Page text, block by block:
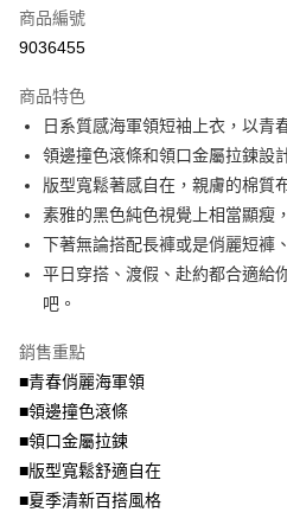
【大哥付你分期使用說明】
1.本服務由台灣大哥大提供，台灣大哥大
流程，驗證手機門號後，選擇欲分期的
成交易。
3.實際核准額度、可分期數及費用金額請
4.訂單成立30分鐘內，如未前往確認交易
法說明評估內容。
【繳款方式說明】
1.分期款項不併入電信帳單，「大哥付
醒簡訊。
2.透過簡訊連結打開帳單後，可選擇「
帳／街口支付／iPASS MONEY」等通路
【注意事項】
1.本服務係由「台灣大哥大股份有限公司
用戶於交易時，得透過本服務購買商品
買賣價金債權讓與本公司後，依約使用本
資料（包含姓名、電話或地址）提供予
由本公司與您本人進行分期帳單所需資料
3.完整用戶服務條款，請詳閱以下連結：
AFTEE先享後付
【關於「AFTEE先享後付」】
AFTEE先享後付是「在收到商品之後才
便利好安心！
１．簡單：不需註冊會員、不需綁卡、
２．便利：只要手機號碼，簡訊認證，
３．安心：先確認商品／服務後，再付款
【「AFTEE先享後付」結帳流程】
１．於結帳方式選擇「AFTEE先享後付
２．訂單成立數日內，您將收到繳費通知
ATM／網路銀行／等多元方式進行付款，
※ 請注意：結帳手續完成當下不需立刻
購買商品的店家。未經商家同意取消之
後付繳納相關費用。
※ 交易是否成功請以「AFTEE先享後付
是否繳費成功／繳費後需取消欲退款等
客戶支援中心」https://
ATM付款
全家取貨付款
每筆NT$70，滿NT$699(含以上)免
付款後全家取貨
7-11取貨付款
每筆NT$70，滿NT$799(含以上)免運
付款後7-11取貨
每筆NT$70，滿NT$699(含以上)免運
宅配
商品編號
9036455
商品特色
日系質感海軍領短袖上衣，以青
領邊撞色滾條和領口金屬拉鍊設
版型寬鬆著感自在，親膚的棉質
素雅的黑色純色視覺上相當顯瘦，
下著無論搭配長褲或是俏麗短褲
平日穿搭、渡假、赴約都合適給
吧。
銷售重點
■青春俏麗海軍領
■領邊撞色滾條
■領口金屬拉鍊
■版型寬鬆舒適自在
■夏季清新百搭風格